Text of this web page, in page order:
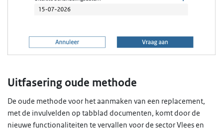
Uitfasering oude methode
De oude methode voor het aanmaken van een replacement,
met de invulvelden op tabblad documenten, komt door de
nieuwe functionaliteiten te vervallen voor de sector Vlees en